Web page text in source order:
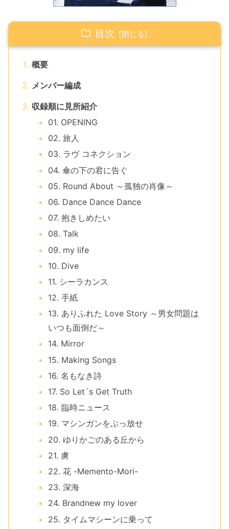
目次
概要
メンバー編成
収録順に見所紹介
01. OPENING
02. 旅人
03. ラヴ コネクション
04. 傘の下の君に告ぐ
05. Round About ～孤独の肖像～
06. Dance Dance Dance
07. 抱きしめたい
08. Talk
09. my life
10. Dive
11. シーラカンス
12. 手紙
13. ありふれた Love Story ～男女問題は
いつも面倒だ～
14. Mirror
15. Making Songs
16. 名もなき詩
17. So Let´s Get Truth
18. 臨時ニュース
19. マシンガンをぶっ放せ
20. ゆりかごのある丘から
21. 虜
22. 花 -Memento-Mori-
23. 深海
24. Brandnew my lover
25. タイムマシーンに乗って